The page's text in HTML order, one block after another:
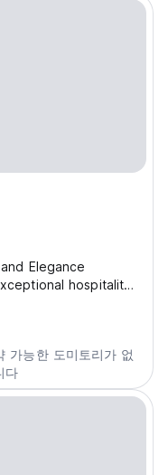
Elegance
hospitality
travelers
or attending
가능한 도미토리가 없
다